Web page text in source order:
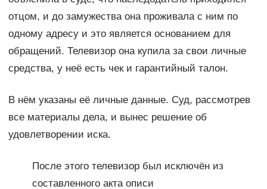
отцом, и до замужества она проживала с ним по
одному адресу и это является основанием для
обращений. Телевизор она купила за свои личные
средства, у неё есть чек и гарантийный талон.
В нём указаны её личные данные. Суд, рассмотрев
все материалы дела, и вынес решение об
удовлетворении иска.
После этого телевизор был исключён из
составленного акта описи